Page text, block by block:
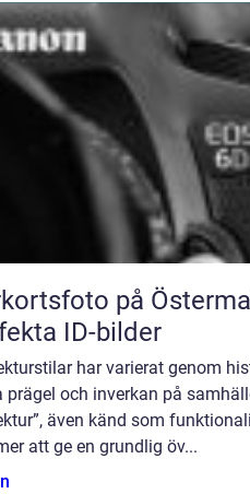
på
ID-bilder
har varierat genom
prägel och inverkan på
även känd som
att ge en grundlig öv...